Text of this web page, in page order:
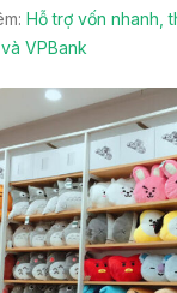
Hỗ trợ vốn nhanh,
VPBank